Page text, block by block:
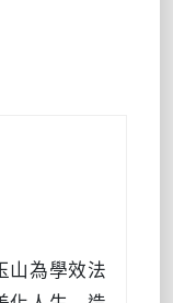
為學效法